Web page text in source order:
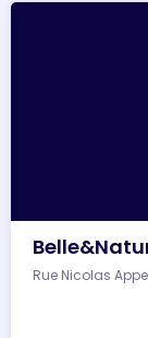
Rue Nicolas